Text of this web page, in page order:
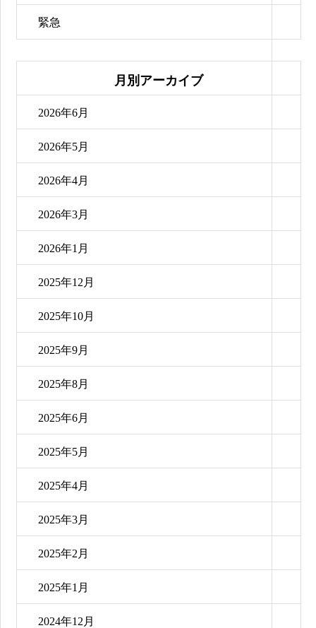
緊急
月別アーカイブ
2026年6月
2026年5月
2026年4月
2026年3月
2026年1月
2025年12月
2025年10月
2025年9月
2025年8月
2025年6月
2025年5月
2025年4月
2025年3月
2025年2月
2025年1月
2024年12月